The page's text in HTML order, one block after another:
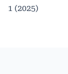
1 (2025)